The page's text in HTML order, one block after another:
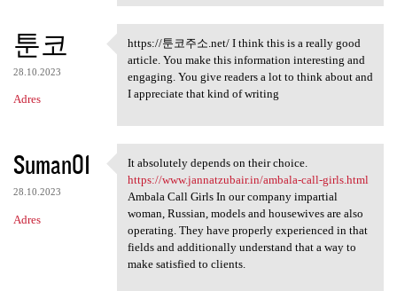
툰코
28.10.2023
Adres
https://툰코주소.net/ I think
https://툰코주소.net/ I think this is a really good
article. You make this information interesting and
engaging. You give readers a lot to think about and
I appreciate that kind of writing
Suman01
28.10.2023
Adres
It absolutely depends on
It absolutely depends on their choice.
https://www.jannatzubair.in/ambala-call-girls.html
Ambala Call Girls In our company impartial
woman, Russian, models and housewives are also
operating. They have properly experienced in that
fields and additionally understand that a way to
make satisfied to clients.